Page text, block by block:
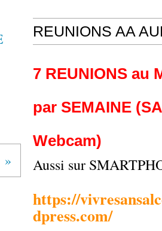
REUNIONS AA
7 REUNIONS au
par SEMAINE
Webcam)
Aussi sur
https://
dpress.com/